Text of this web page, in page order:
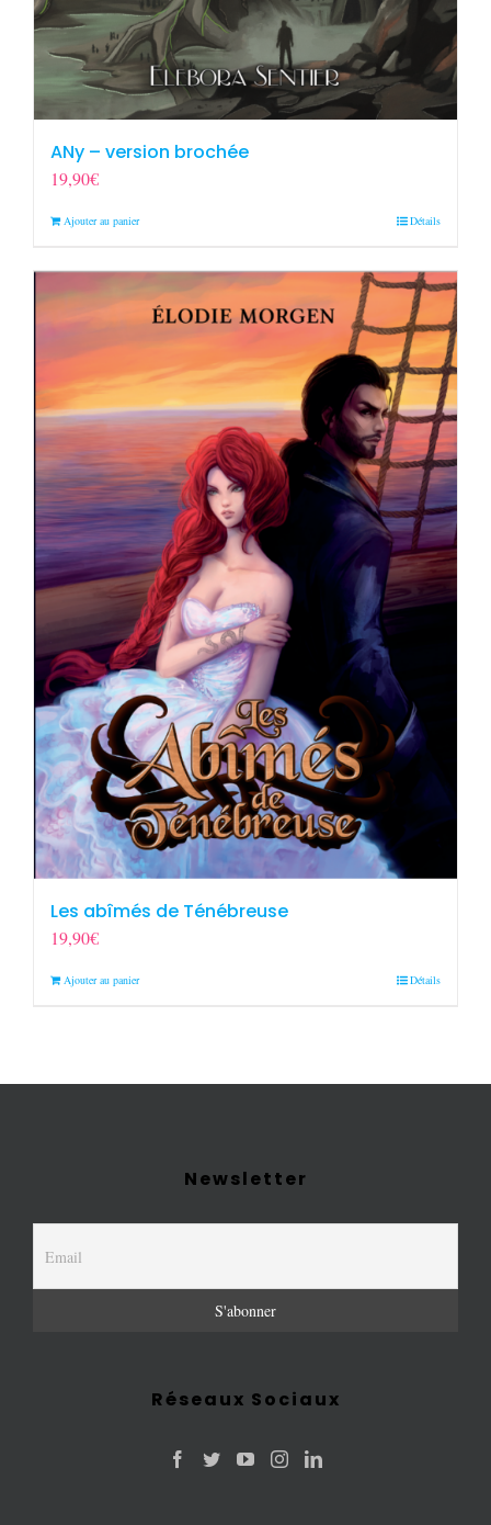
ANy – version brochée
19,90€
Ajouter au panier Détails
Les abîmés de Ténébreuse
19,90€
Ajouter au panier Détails
Newsletter
Réseaux Sociaux